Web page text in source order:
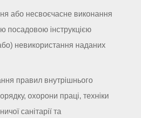
або несвоєчасне виконання
посадовою інструкцією
невикористання наданих
правил внутрішнього
охорони праці, техніки
санітарії та